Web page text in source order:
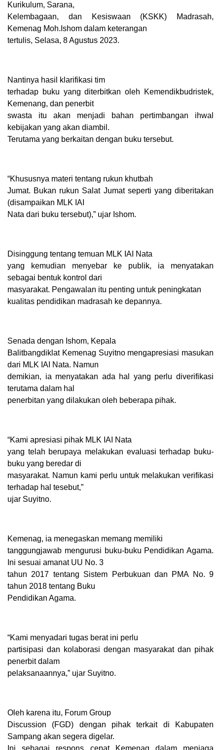
Kurikulum, Sarana,
Kelembagaan, dan Kesiswaan (KSKK) Madrasah,
Kemenag Moh.Ishom dalam keterangan
tertulis, Selasa, 8 Agustus 2023.
Nantinya hasil klarifikasi tim
terhadap buku yang diterbitkan oleh Kemendikbudristek,
Kemenang, dan penerbit
swasta itu akan menjadi bahan pertimbangan ihwal
kebijakan yang akan diambil.
Terutama yang berkaitan dengan buku tersebut.
“Khususnya materi tentang rukun khutbah
Jumat. Bukan rukun Salat Jumat seperti yang diberitakan
(disampaikan MLK IAI
Nata dari buku tersebut),” ujar Ishom.
Disinggung tentang temuan MLK IAI Nata
yang kemudian menyebar ke publik, ia menyatakan
sebagai bentuk kontrol dari
masyarakat. Pengawalan itu penting untuk peningkatan
kualitas pendidikan madrasah ke depannya.
Senada dengan Ishom, Kepala
Balitbangdiklat Kemenag Suyitno mengapresiasi masukan
dari MLK IAI Nata. Namun
demikian, ia menyatakan ada hal yang perlu diverifikasi
terutama dalam hal
penerbitan yang dilakukan oleh beberapa pihak.
“Kami apresiasi pihak MLK IAI Nata
yang telah berupaya melakukan evaluasi terhadap buku-
buku yang beredar di
masyarakat. Namun kami perlu untuk melakukan verifikasi
terhadap hal tesebut,”
ujar Suyitno.
Kemenag, ia menegaskan memang memiliki
tanggungjawab mengurusi buku-buku Pendidikan Agama.
Ini sesuai amanat UU No. 3
tahun 2017 tentang Sistem Perbukuan dan PMA No. 9
tahun 2018 tentang Buku
Pendidikan Agama.
“Kami menyadari tugas berat ini perlu
partisipasi dan kolaborasi dengan masyarakat dan pihak
penerbit dalam
pelaksanaannya,” ujar Suyitno.
Oleh karena itu, Forum Group
Discussion (FGD) dengan pihak terkait di Kabupaten
Sampang akan segera digelar.